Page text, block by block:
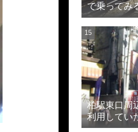
で乗ってみ
柏駅東口周
利用して
斎 珍来